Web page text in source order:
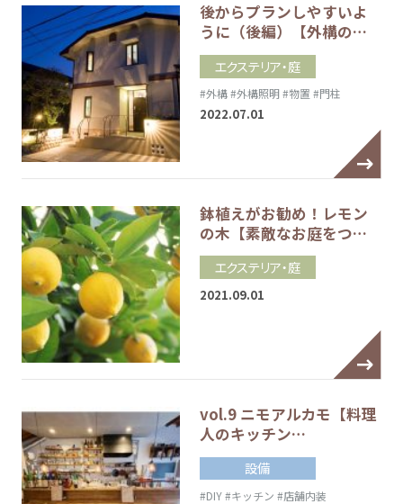
後からプランしやすいよ
うに（後編）【外構の…
エクステリア・庭
#外構#外構照明 #物置 #門柱
2022.07.01
鉢植えがお勧め！レモン
の木【素敵なお庭をつ…
エクステリア・庭
2021.09.01
vol.9 ニモアルカモ【料理
人のキッチン…
設備
#DIY#キッチン #店舗内装